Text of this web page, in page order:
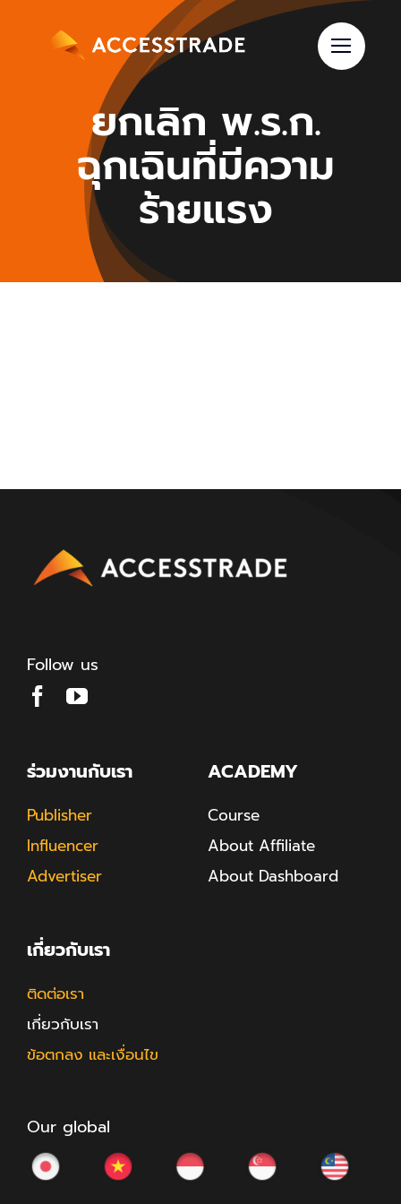
ยกเลิก พ.ร.ก.
ฉุกเฉินที่มีความ
ร้ายแรง
Follow us
ร่วมงานกับเรา
Publisher
Influencer
Advertiser
ACADEMY
Course
About Affiliate
About Dashboard
เกี่ยวกับเรา
ติดต่อเรา
เกี่ยวกับเรา
ข้อตกลง และเงื่อนไข
Our global